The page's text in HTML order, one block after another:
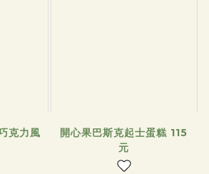
克力風
開心果巴斯克起士蛋糕 115
元